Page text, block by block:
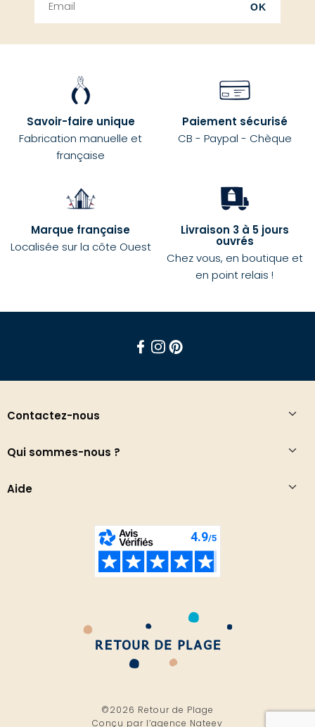
OK
Savoir-faire unique
Fabrication manuelle et
française
Paiement sécurisé
CB - Paypal - Chèque
Marque française
Localisée sur la côte Ouest
Livraison 3 à 5 jours
ouvrés
Chez vous, en boutique et
en point relais !
Contactez-nous
Qui sommes-nous ?
Aide
©2026 Retour de Plage
Conçu par l’agence Nateev